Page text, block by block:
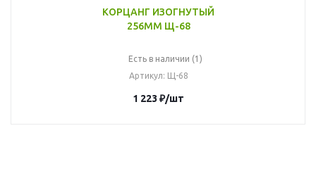
КОРЦАНГ ИЗОГНУТЫЙ
256ММ Щ-68
Есть в наличии (1)
Артикул: Щ-68
1 223 ₽/шт